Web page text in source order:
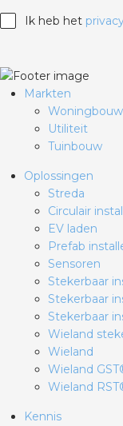
Ik heb het
Markten
Woningbouw
Utiliteit
Tuinbouw
Oplossingen
Streda
Circulair
EV laden
Prefab
Sensoren
Stekerbaar
Stekerbaar
Stekerbaar
Wieland
Wieland
Wieland
Wieland
Kennis